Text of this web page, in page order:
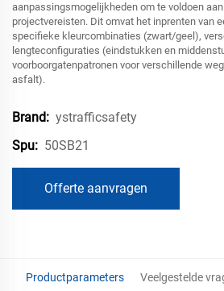
aanpassingsmogelijkheden om te voldoen
projectvereisten. Dit omvat het inprenten van
specifieke kleurcombinaties (zwart/geel),
lengteconfiguraties (eindstukken en
voorboorgatenpatronen voor verschillende
asfalt).
Brand: ystrafficsafety
Spu: 50SB21
Offerte aanvragen
Productparameters Veelgestelde